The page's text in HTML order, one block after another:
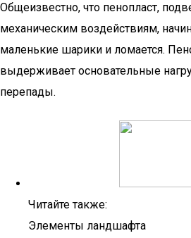
Общеизвестно, что пенопласт,
механическим воздействиям,
маленькие шарики и ломается.
выдерживает основательные
перепады.
Читайте также:
Элементы ландшафта